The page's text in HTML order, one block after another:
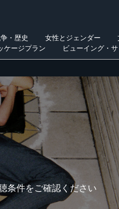
・歴史 女性とジェンダー
ケージプラン ビューイング・
条件をご確認ください